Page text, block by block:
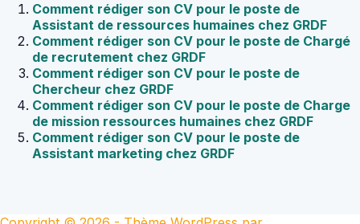
Comment rédiger son CV pour le poste de
Assistant de ressources humaines chez GRDF
Comment rédiger son CV pour le poste de Chargé
de recrutement chez GRDF
Comment rédiger son CV pour le poste de
Chercheur chez GRDF
Comment rédiger son CV pour le poste de Charge
de mission ressources humaines chez GRDF
Comment rédiger son CV pour le poste de
Assistant marketing chez GRDF